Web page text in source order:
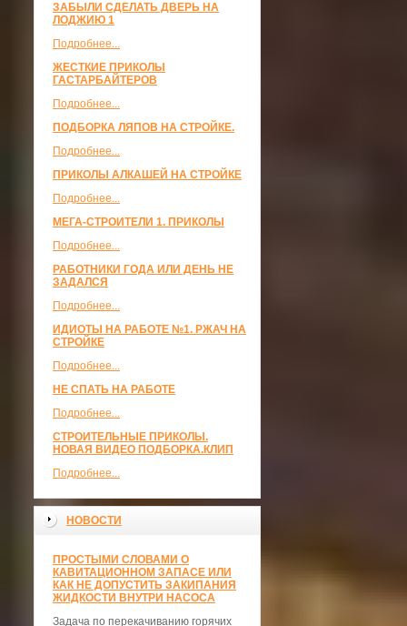
ЗАБЫЛИ СДЕЛАТЬ ДВЕРЬ НА
ЛОДЖИЮ 1
Подробнее...
ЖЕСТКИЕ ПРИКОЛЫ
ГАСТАРБАЙТЕРОВ
Подробнее...
ПОДБОРКА ЛЯПОВ НА СТРОЙКЕ.
Подробнее...
ПРИКОЛЫ АЛКАШЕЙ НА СТРОЙКЕ
Подробнее...
МЕГА-СТРОИТЕЛИ 1. ПРИКОЛЫ
Подробнее...
РАБОТНИКИ ГОДА ИЛИ ДЕНЬ НЕ
ЗАДАЛСЯ
Подробнее...
ИДИОТЫ НА РАБОТЕ №1. РЖАЧ НА
СТРОЙКЕ
Подробнее...
НЕ СПАТЬ НА РАБОТЕ
Подробнее...
СТРОИТЕЛЬНЫЕ ПРИКОЛЫ.
НОВАЯ ВИДЕО ПОДБОРКА.КЛИП
Подробнее...
НОВОСТИ
ПРОСТЫМИ СЛОВАМИ О
КАВИТАЦИОННОМ ЗАПАСЕ ИЛИ
КАК НЕ ДОПУСТИТЬ ЗАКИПАНИЯ
ЖИДКОСТИ ВНУТРИ НАСОСА
Задача по перекачиванию горячих